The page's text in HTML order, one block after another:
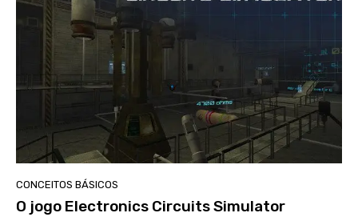
CONCEITOS BÁSICOS
O jogo Electronics Circuits Simulator